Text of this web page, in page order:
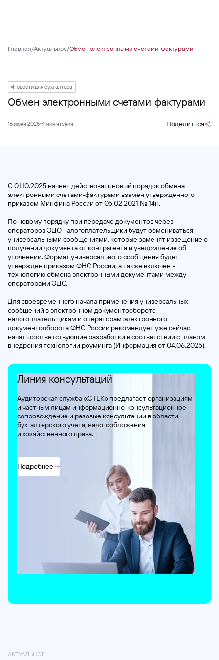
Главная/Актуальное/Обмен электронными счетами-фактурами
Новости для бухгалтера
Обмен электронными счетами-фактурами
16 июня 2025~1 мин чтения Поделиться
С 01.10.2025 начнет действовать новый порядок обмена
электронными счетами-фактурами взамен утвержденного
приказом Минфина России от 05.02.2021 № 14н.
По новому порядку при передаче документов через
операторов ЭДО налогоплательщики будут обмениваться
универсальными сообщениями, которые заменят извещение о
получении документа от контрагента и уведомление об
уточнении. Формат универсального сообщения будет
утвержден приказом ФНС России, а также включен в
технологию обмена электронными документами между
операторами ЭДО.
Для своевременного начала применения универсальных
сообщений в электронном документообороте
налогоплательщикам и операторам электронного
документооборота ФНС России рекомендует уже сейчас
начать соответствующие разработки в соответствии с планом
внедрения технологии роуминга (Информация от 04.06.2025).
Линия консультаций
Аудиторская служба «СТЕК» предлагает организациям
и частнымлицам информационно-консультационное
сопровождение и разовые консультации в области
бухгалтерского учёта, налогообложения
и хозяйственного права.
Подробнее
АКТУАЛЬНОЕ